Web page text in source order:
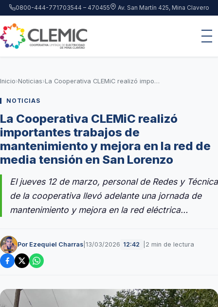
Saltar al contenido principal
0800-444-771703544 – 470455 Av. San Martín 425, Mina Clavero
Inicio›Noticias› La Cooperativa CLEMiC realizó importantes trabajos de mantenimiento y mejora en la red de media tensión en San Lorenzo
NOTICIAS
La Cooperativa CLEMiC realizó
importantes trabajos de
mantenimiento y mejora en la red de
media tensión en San Lorenzo
El jueves 12 de marzo, personal de Redes y Técnica
de la cooperativa llevó adelante una jornada de
mantenimiento y mejora en la red eléctrica…
Por Ezequiel Charras 13/03/2026 12:42 2 min de lectura